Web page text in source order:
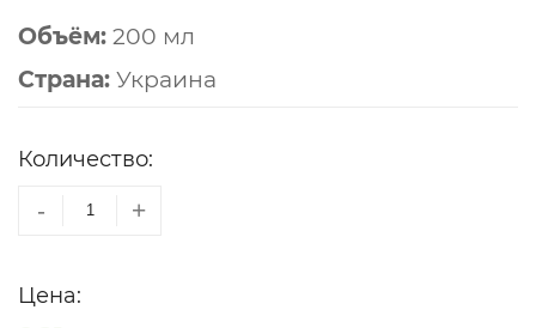
Объём: 200 мл
Страна: Украина
Количество:
- +
Цена: